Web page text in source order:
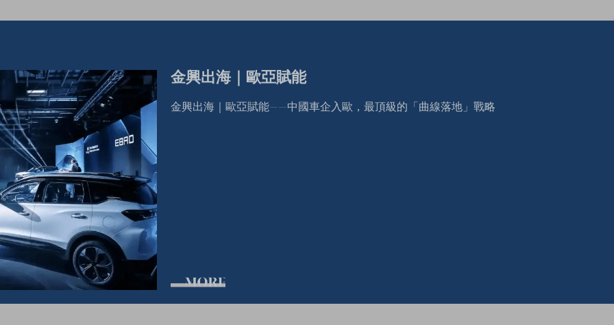
金興出海｜歐亞賦能
金興出海｜歐亞賦能——中國車企入歐，最頂級的「曲線落地」戰略